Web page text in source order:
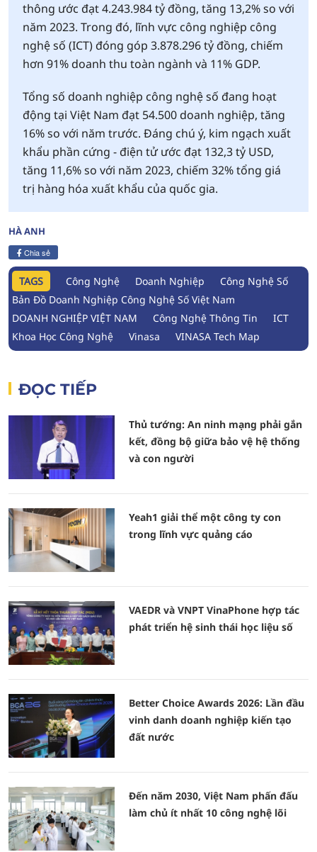
thông ước đạt 4.243.984 tỷ đồng, tăng 13,2% so với
năm 2023. Trong đó, lĩnh vực công nghiệp công
nghệ số (ICT) đóng góp 3.878.296 tỷ đồng, chiếm
hơn 91% doanh thu toàn ngành và 11% GDP.
Tổng số doanh nghiệp công nghệ số đang hoạt
động tại Việt Nam đạt 54.500 doanh nghiệp, tăng
16% so với năm trước. Đáng chú ý, kim ngạch xuất
khẩu phần cứng - điện tử ước đạt 132,3 tỷ USD,
tăng 11,6% so với năm 2023, chiếm 32% tổng giá
trị hàng hóa xuất khẩu của quốc gia.
HÀ ANH
Chia sẻ
TAGS Công Nghệ Doanh Nghiệp
Công Nghệ Số
Bản Đồ Doanh Nghiệp Công Nghệ Số Việt Nam
DOANH NGHIỆP VIỆT NAM
Công Nghệ Thông Tin
ICT
Khoa Học Công Nghệ
Vinasa VINASA Tech Map
ĐỌC TIẾP
Thủ tướng: An ninh mạng phải gắn
kết, đồng bộ giữa bảo vệ hệ thống
và con người
Yeah1 giải thể một công ty con
trong lĩnh vực quảng cáo
VAEDR và VNPT VinaPhone hợp tác
phát triển hệ sinh thái học liệu số
Better Choice Awards 2026: Lần đầu
vinh danh doanh nghiệp kiến tạo
đất nước
Đến năm 2030, Việt Nam phấn đấu
làm chủ ít nhất 10 công nghệ lõi